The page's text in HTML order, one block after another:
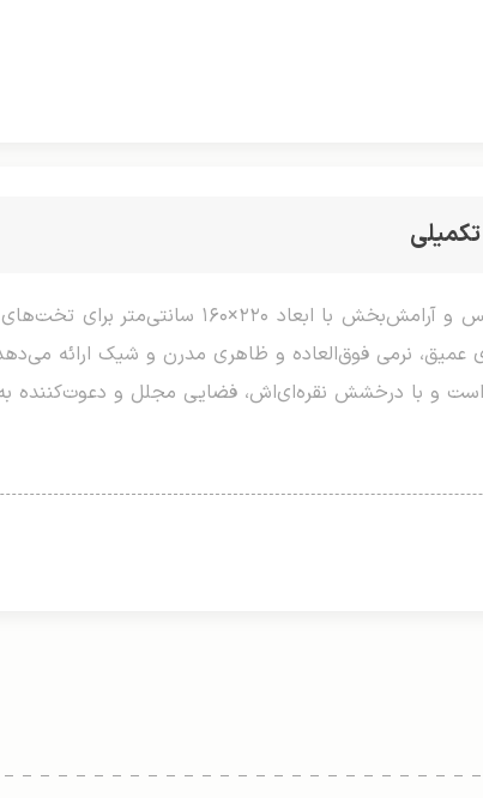
پتو ریلکس نقره‌ای یک نفره، محصولی لوکس
عمیق، نرمی فوق‌العاده و ظاهری مدرن و شیک ارائه
و با درخشش نقره‌ای‌اش، فضایی مجلل و دعوت‌کننده